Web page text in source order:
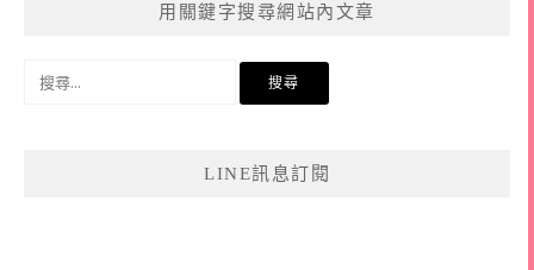
用關鍵字搜尋網站內文章
LINE訊息訂閱